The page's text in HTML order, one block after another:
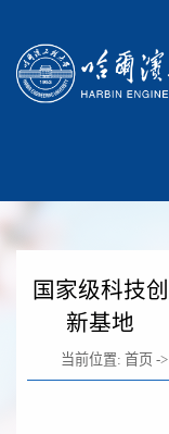
国家级科技创
新基地
当前位置: 首页 ->